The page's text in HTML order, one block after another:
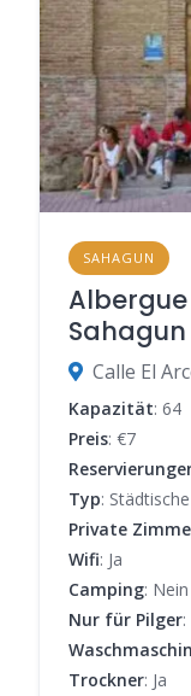
SAHAGUN
Sahagun
Kapazität: 64
Preis: €7
Typ:
Private
Wifi: Ja
Camping: Nein
Nur für Pilger
Trockner: Ja